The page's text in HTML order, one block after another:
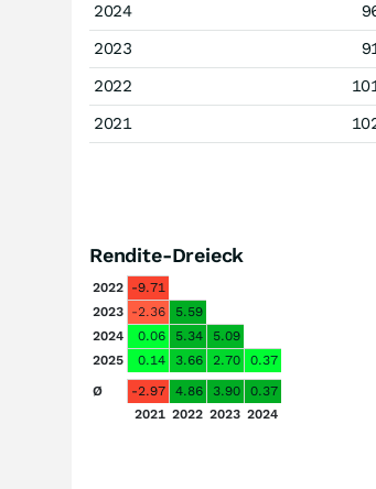
2024
2023
2022
2021
Rendite-Dreieck
2022 -9.71
2023 -2.36
5.59
2024
0.06 5.34
5.09
2025
0.14 3.66 2.70
0.37
Ø
-2.97 4.86 3.90
0.37
2021 2022 2023 2024